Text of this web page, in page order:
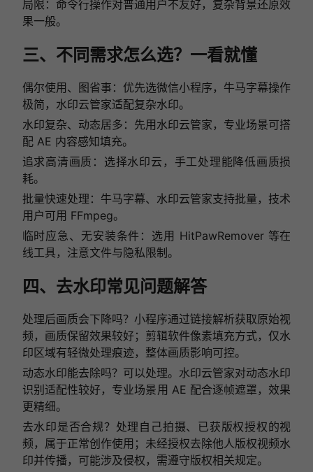
局限：命令行操作对普通用户不友好，复杂背景还原效
果一般。
三、不同需求怎么选？一看就懂
偶尔使用、图省事：优先选微信小程序，牛马字幕操作
极简，水印云管家适配复杂水印。
水印复杂、动态居多：先用水印云管家，专业场景可搭
配 AE 内容感知填充。
追求高清画质：选择水印云，手工处理能降低画质损
耗。
批量快速处理：牛马字幕、水印云管家支持批量，技术
用户可用 FFmpeg。
临时应急、无安装条件：选用 HitPawRemover 等在
线工具，注意文件与隐私限制。
四、去水印常见问题解答
处理后画质会下降吗？小程序通过链接解析获取原始视
频，画质保留效果较好；剪辑软件像素填充方式，仅水
印区域有轻微处理痕迹，整体画质影响可控。
动态水印能去除吗？可以处理。水印云管家对动态水印
识别适配性较好，专业场景用 AE 配合逐帧遮罩，效果
更精细。
去水印是否合规？处理自己拍摄、已获版权授权的视
频，属于正常创作使用；未经授权去除他人版权视频水
印并传播，可能涉及侵权，需遵守版权相关规定。